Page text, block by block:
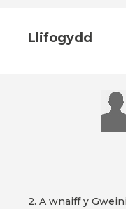
Llifogydd
2. A wnaiff y